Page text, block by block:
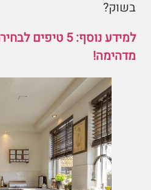
בשוק?
למידע נוסף: 5 טיפים
מדהימה!